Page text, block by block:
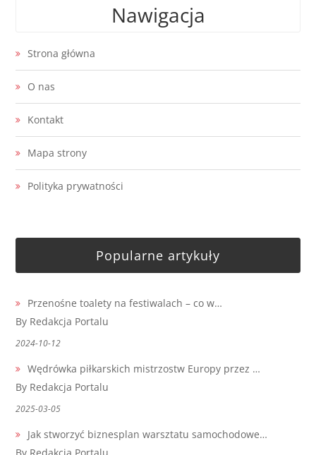
Nawigacja
Strona główna
O nas
Kontakt
Mapa strony
Polityka prywatności
Popularne artykuły
Przenośne toalety na festiwalach – co w…
By Redakcja Portalu
2024-10-12
Wędrówka piłkarskich mistrzostw Europy przez …
By Redakcja Portalu
2025-03-05
Jak stworzyć biznesplan warsztatu samochodowe…